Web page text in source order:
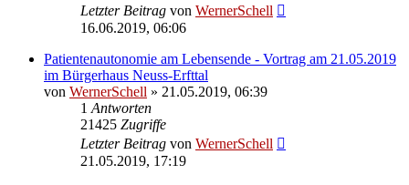
Letzter Beitrag von WernerSchell
16.06.2019, 06:06
Patientenautonomie am Lebensende - Vortrag am 21.05.2019
im Bürgerhaus Neuss-Erfttal
von WernerSchell » 21.05.2019, 06:39
1 Antworten
21425 Zugriffe
Letzter Beitrag von WernerSchell
21.05.2019, 17:19